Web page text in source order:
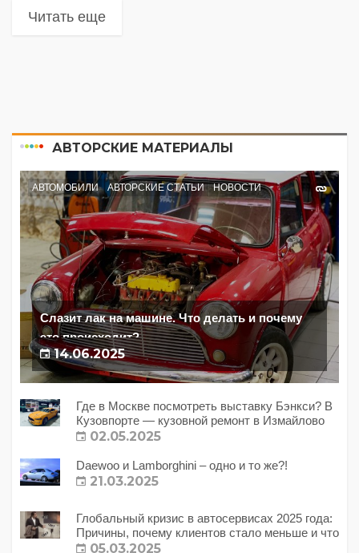
Читать еще
АВТОРСКИЕ МАТЕРИАЛЫ
АВТОМОБИЛИ АВТОРСКИЕ СТАТЬИ НОВОСТИ
Слазит лак на машине. Что делать и почему
это происходит?
14.06.2025
Где в Москве посмотреть выставку Бэнкси? В
Кузовпорте — кузовной ремонт в Измайлово
02.05.2025
Daewoo и Lamborghini – одно и то же?!
21.03.2025
Глобальный кризис в автосервисах 2025 года:
Причины, почему клиентов стало меньше и что
с этим делать?
05.03.2025